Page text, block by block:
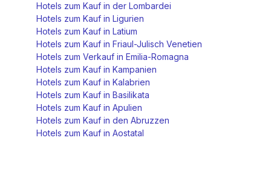
Hotels zum Kauf in der Lombardei
Hotels zum Kauf in Ligurien
Hotels zum Kauf in Latium
Hotels zum Kauf in Friaul-Julisch Venetien
Hotels zum Verkauf in Emilia-Romagna
Hotels zum Kauf in Kampanien
Hotels zum Kauf in Kalabrien
Hotels zum Kauf in Basilikata
Hotels zum Kauf in Apulien
Hotels zum Kauf in den Abruzzen
Hotels zum Kauf in Aostatal